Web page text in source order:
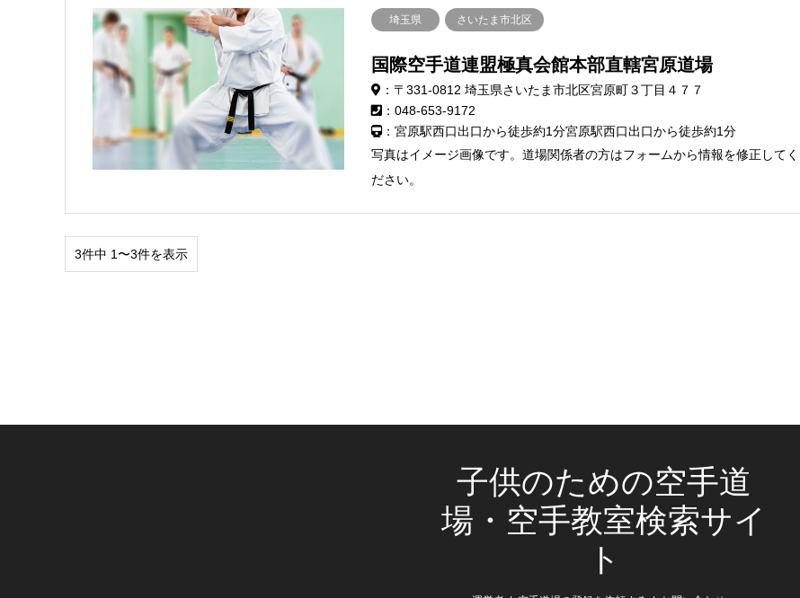
埼玉県 さいたま市北区
国際空手道連盟極真会館本部直轄宮原道場
：〒331-0812 埼玉県さいたま市北区宮原町３丁目４７７
：048-653-9172
：宮原駅西口出口から徒歩約1分宮原駅西口出口から徒歩約1分
写真はイメージ画像です。道場関係者の方はフォームから情報を修正してく
ださい。
3件中 1〜3件を表示
子供のための空手道
場・空手教室検索サイ
ト